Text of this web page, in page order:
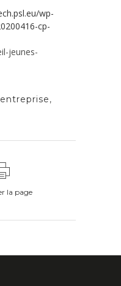
wp-
cp-
jeunes-
entreprise,
la page